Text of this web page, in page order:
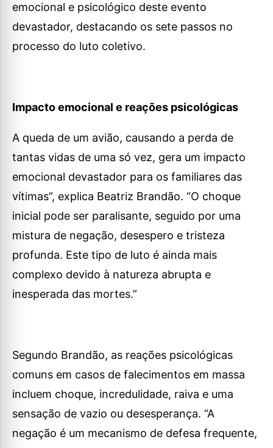
emocional e psicológico deste evento
devastador, destacando os sete passos no
processo do luto coletivo.
Impacto emocional e reações psicológicas
A queda de um avião, causando a perda de
tantas vidas de uma só vez, gera um impacto
emocional devastador para os familiares das
vítimas”, explica Beatriz Brandão. “O choque
inicial pode ser paralisante, seguido por uma
mistura de negação, desespero e tristeza
profunda. Este tipo de luto é ainda mais
complexo devido à natureza abrupta e
inesperada das mortes.”
Segundo Brandão, as reações psicológicas
comuns em casos de falecimentos em massa
incluem choque, incredulidade, raiva e uma
sensação de vazio ou desesperança. “A
negação é um mecanismo de defesa frequente,